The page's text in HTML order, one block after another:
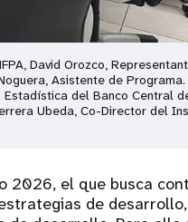
David Orozco,
Asistente de Programa.
Estadística del Banco Central
Ubeda, Co-Director del
2026, el que busca
de